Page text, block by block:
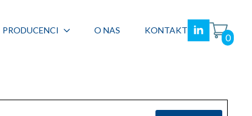
PRODUCENCI O NAS KONTAKT
0